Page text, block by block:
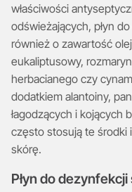
właściwości
odświeżających, płyn
również o zawartość
eukaliptusowy,
herbacianego czy
dodatkiem alantoiny,
łagodzących i kojących
często stosują te środki
skórę.
Płyn do